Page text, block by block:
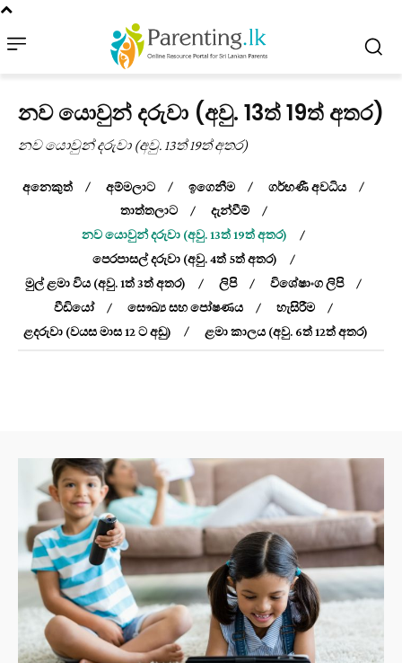
නව යොවුන් දරුවා (අවු. 13ත් 19ත් අතර)
නව යොවුන් දරුවා (අවු. 13ත් 19ත් අතර)
අනෙකුත් අම්මලාට ඉගෙනීම
ගර්භණී අවධිය
තාත්තලාට
දැන්වීම්
නව යොවුන් දරුවා (අවු. 13ත් 19ත් අතර)
පෙරපාසල් දරුවා (අවු. 4ත් 5ත් අතර)
මුල් ළමා විය (අවු. 1ත් 3ත් අතර)
ලිපි
විශේෂාංග ලිපි
වීඩියෝ
සෞඛ්‍ය සහ පෝෂණය
හැසිරීම
ළදරුවා (වයස මාස 12 ට අඩු)
ළමා කාලය (අවු. 6ත් 12ත් අතර)